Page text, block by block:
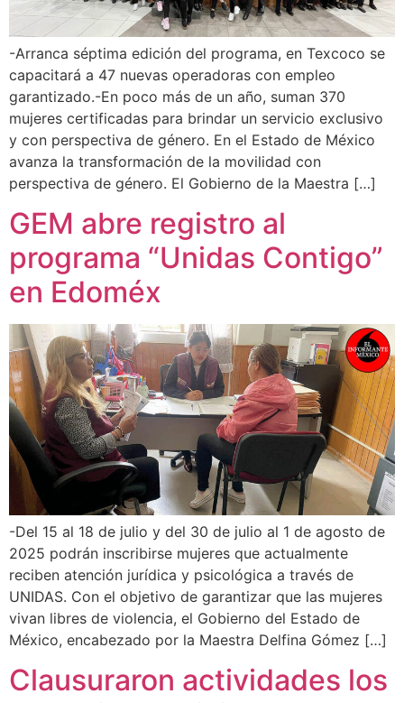
-Arranca séptima edición del programa, en Texcoco se
capacitará a 47 nuevas operadoras con empleo
garantizado.-En poco más de un año, suman 370
mujeres certificadas para brindar un servicio exclusivo
y con perspectiva de género. En el Estado de México
avanza la transformación de la movilidad con
perspectiva de género. El Gobierno de la Maestra […]
GEM abre registro al
programa “Unidas Contigo”
en Edoméx
-Del 15 al 18 de julio y del 30 de julio al 1 de agosto de
2025 podrán inscribirse mujeres que actualmente
reciben atención jurídica y psicológica a través de
UNIDAS. Con el objetivo de garantizar que las mujeres
vivan libres de violencia, el Gobierno del Estado de
México, encabezado por la Maestra Delfina Gómez […]
Clausuraron actividades los